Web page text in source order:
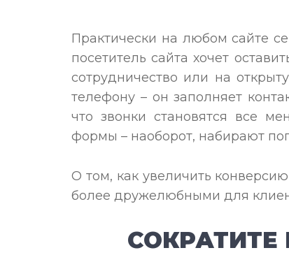
Практически на любом сайте
посетитель сайта хочет
сотрудничество или на
телефону – он заполняет
что звонки становятся все
формы – наоборот, набирают
О том, как увеличить
более дружелюбными для
СОКРАТИТЕ